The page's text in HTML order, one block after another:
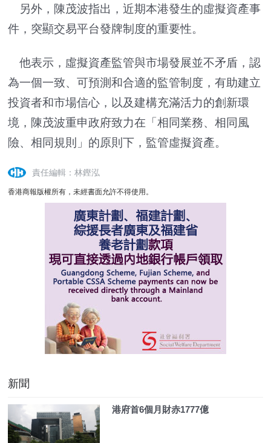
另外，陳茂波指出，近期本港發生的虛擬資產事
件，突顯交易平台發牌制度的重要性。
他表示，虛擬資產監管與市場發展並不矛盾，認
為一個一致、可預測和合適的監管制度，有助建立
投資者和市場信心，以及建構充滿活力的創新環
境，陳茂波重申政府致力在「相同業務、相同風
險、相同規則」的原則下，監管虛擬資產。
責任編輯：林鏗泓
香港商報版權所有，未經書面允許不得使用。
新聞
港府首6個月財赤1777億